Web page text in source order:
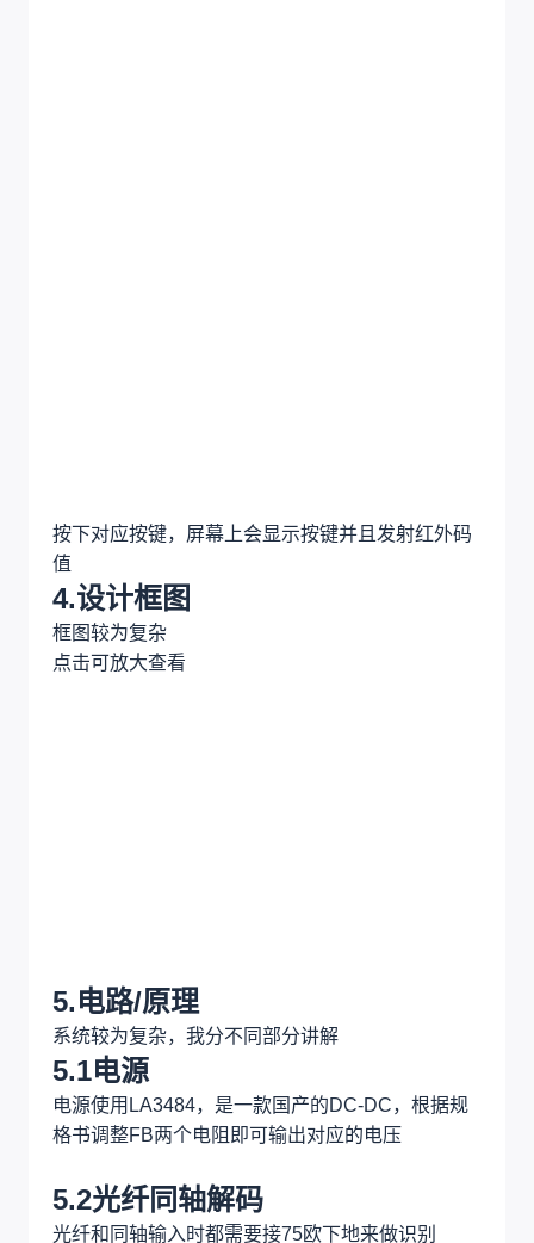
按下对应按键，屏幕上会显示按键并且发射红外码
值
4.设计框图
框图较为复杂
5.电路/原理
系统较为复杂，我分不同部分讲解
5.1电源
电源使用LA3484，是一款国产的DC-DC，根据规